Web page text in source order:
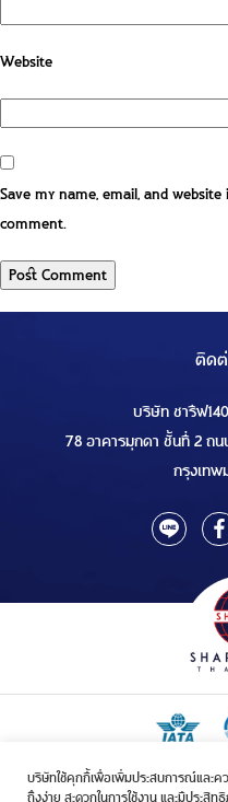
บริษัทใช้คุกกี้เพื่อเพิ่มประสบการณ์และคว
ถึงง่าย สะดวกในการใช้งาน และมีประ
Website
Save my name, email, and
comment.
ติด
บริษัท ชารีฟ
78 อาคารมุกดา ชั้นที่ 2 ถน
กรุงเทพ
ใบอนุญาตเป็นผู้ประกอบกิจการรับ